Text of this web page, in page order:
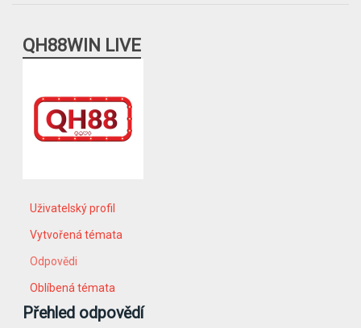
QH88WIN LIVE
Uživatelský profil
Vytvořená témata
Odpovědi
Oblíbená témata
Přehled odpovědí